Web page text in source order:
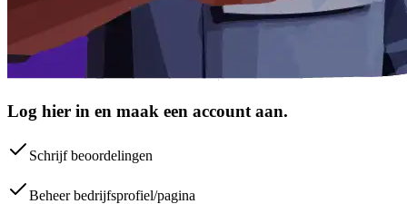
Log hier in en maak een account aan.
Schrijf beoordelingen
Beheer bedrijfsprofiel/pagina